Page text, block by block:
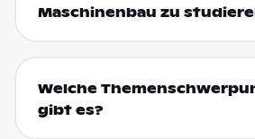
Maschinenbau zu
Welche
gibt es?